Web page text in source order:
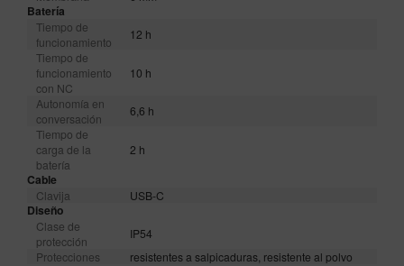
Batería
Tiempo de
funcionamiento
12 h
Tiempo de
funcionamiento
con NC
10 h
Autonomía en
conversación
6,6 h
Tiempo de
carga de la
batería
2 h
Cable
Clavija USB-C
Diseño
Clase de
protección
IP54
Protecciones
resistentes a salpicaduras, resistente al polvo